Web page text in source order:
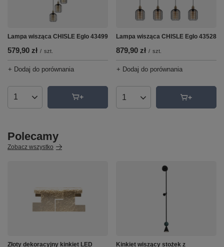
Lampa wisząca CHISLE Eglo 43499
579,90 zł / szt.
+ Dodaj do porównania
Ilość produktów
Lampa wisząca CHISLE Eglo 43528
879,90 zł / szt.
+ Dodaj do porównania
Ilość produktów
Polecamy
Zobacz wszystko
Złoty dekoracyjny kinkiet LED
Kinkiet wiszący stożek z